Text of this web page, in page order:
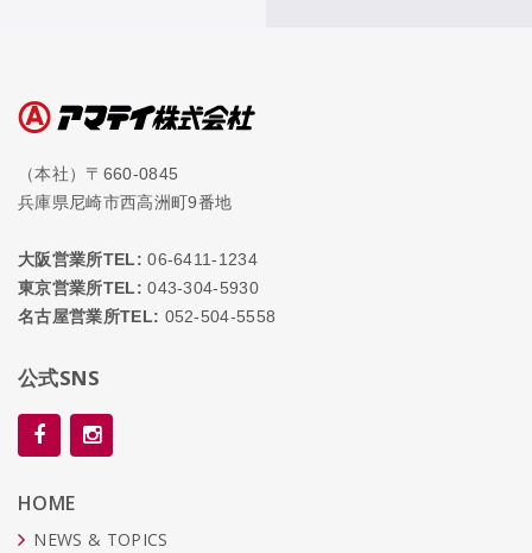
（本社）〒660-0845
兵庫県尼崎市西高洲町9番地
大阪営業所TEL: 06-6411-1234
東京営業所TEL: 043-304-5930
名古屋営業所TEL: 052-504-5558
公式SNS
HOME
NEWS & TOPICS